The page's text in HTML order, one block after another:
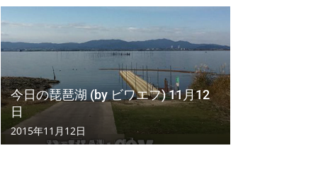
今日の琵琶湖 (by ビワエフ) 11月12
日
2015年11月12日